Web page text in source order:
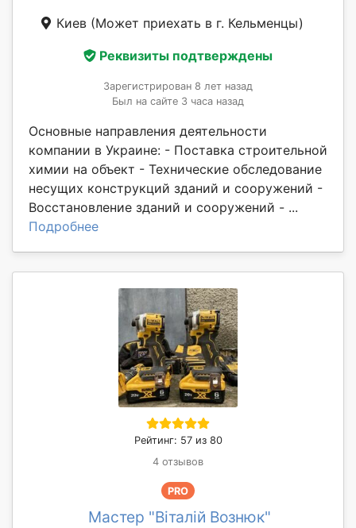
Киев (Может приехать в г. Кельменцы)
Реквизиты подтверждены
Зарегистрирован 8 лет назад
Был на сайте 3 часа назад
Основные направления деятельности
компании в Украине: - Поставка строительной
химии на объект - Технические обследование
несущих конструкций зданий и сооружений -
Восстановление зданий и сооружений - ...
Подробнее
Рейтинг: 57 из 80
4 отзывов
PRO
Мастер "Віталій Вознюк"